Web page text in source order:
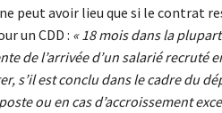
peut avoir lieu que si le contrat
un CDD : « 18 mois dans la
de l’arrivée d’un salarié recruté
s’il est conclu dans le cadre du
ou en cas d’accroissement